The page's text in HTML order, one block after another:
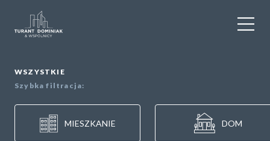
SPRZEDAŻ
OBIEKTY KOMERCYJNE
WSZYSTKIE
Szybka filtracja:
MIESZKANIE DOM